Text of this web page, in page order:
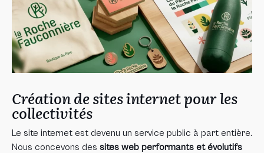
Création de sites internet pour les
collectivités
Le site internet est devenu un service public à part entière.
Nous concevons des sites web performants et évolutifs